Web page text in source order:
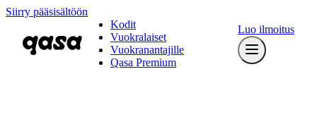
Siirry pääsisältöön
Kodit
Vuokralaiset
Vuokranantajille
Qasa Premium
Luo ilmoitus